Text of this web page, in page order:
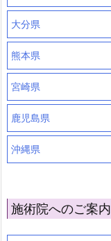
大分県
熊本県
宮崎県
鹿児島県
沖縄県
施術院へのご案内